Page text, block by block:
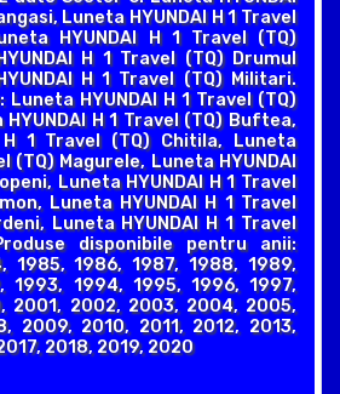
Luneta HYUNDAI H 1 Travel
HYUNDAI H 1 Travel (TQ)
H 1 Travel (TQ) Drumul
H 1 Travel (TQ) Militari.
HYUNDAI H 1 Travel (TQ)
H 1 Travel (TQ) Buftea,
H 1 Travel (TQ) Chitila, Luneta
(TQ) Magurele, Luneta HYUNDAI
Luneta HYUNDAI H 1 Travel
Luneta HYUNDAI H 1 Travel
Luneta HYUNDAI H 1 Travel
disponibile pentru anii:
1985, 1986, 1987, 1988, 1989,
1993, 1994, 1995, 1996, 1997,
2001, 2002, 2003, 2004, 2005,
2009, 2010, 2011, 2012, 2013,
2018, 2019, 2020